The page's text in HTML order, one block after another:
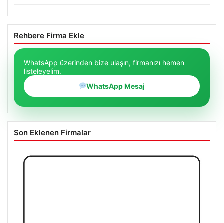
Rehbere Firma Ekle
WhatsApp üzerinden bize ulaşın, firmanızı hemen
listeleyelim.
WhatsApp Mesaj
Son Eklenen Firmalar